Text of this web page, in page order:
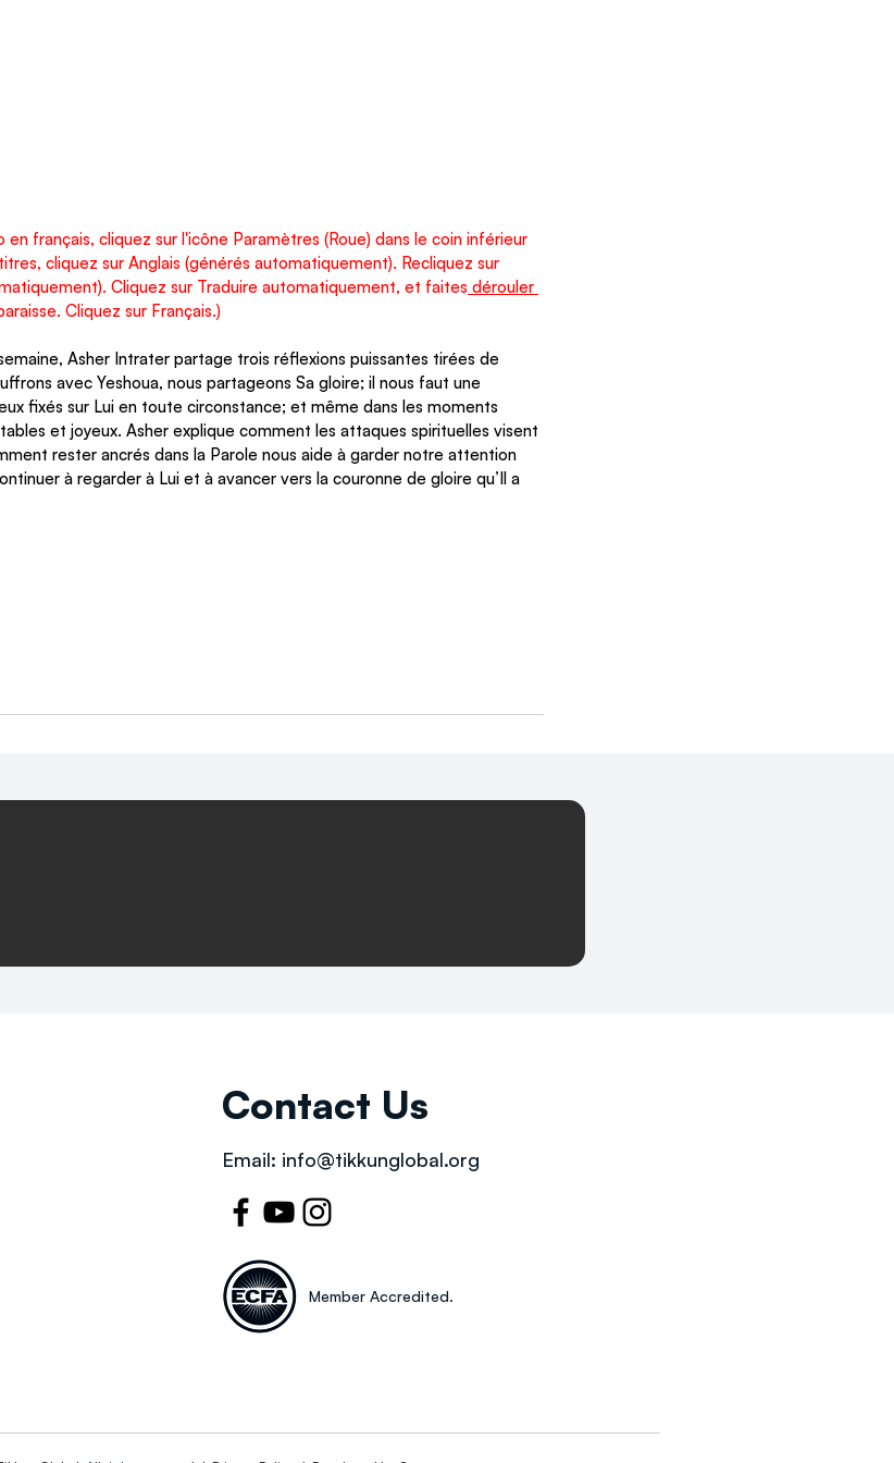
français, cliquez sur l'icône Paramètres (Roue) dans le coin inférieur
cliquez sur Anglais (générés automatiquement). Recliquez sur
Cliquez sur Traduire automatiquement, et faites dérouler
Cliquez sur Français.)
Asher Intrater partage trois réflexions puissantes tirées de
avec Yeshoua, nous partageons Sa gloire; il nous faut une
fixés sur Lui en toute circonstance; et même dans les moments
et joyeux. Asher explique comment les attaques spirituelles visent
rester ancrés dans la Parole nous aide à garder notre attention
à regarder à Lui et à avancer vers la couronne de gloire qu’Il a
Contact Us
Email: info@tikkunglobal.org
Member Accredited.